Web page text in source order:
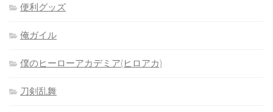
便利グッズ
俺ガイル
僕のヒーローアカデミア(ヒロアカ)
刀剣乱舞